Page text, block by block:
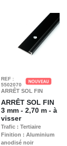
REF :
5502070
ARRÊT SOL FIN
ARRÊT SOL FIN
3 mm - 2,70 m - à
visser
Trafic : Tertiaire
Finition : Aluminium
anodisé noir